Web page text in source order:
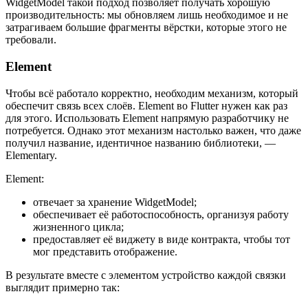
WidgetModel такой подход позволяет получать хорошую
производительность: мы обновляем лишь необходимое и не
затрагиваем большие фрагменты вёрстки, которые этого не
требовали.
Element
Чтобы всё работало корректно, необходим механизм, который
обеспечит связь всех слоёв. Element во Flutter нужен как раз
для этого. Использовать Element напрямую разработчику не
потребуется. Однако этот механизм настолько важен, что даже
получил название, идентичное названию библиотеки, —
Elementary.
Element:
отвечает за хранение WidgetModel;
обеспечивает её работоспособность, организуя работу
жизненного цикла;
предоставляет её виджету в виде контракта, чтобы тот
мог представить отображение.
В результате вместе с элементом устройство каждой связки
выглядит примерно так: